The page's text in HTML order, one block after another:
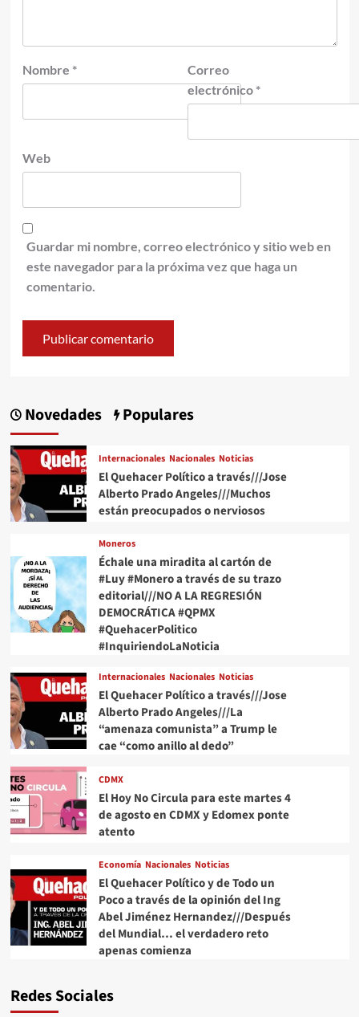
Nombre *
Correo
electrónico *
Web
Guardar mi nombre, correo electrónico y sitio web en
este navegador para la próxima vez que haga un
comentario.
Novedades Populares
Internacionales Nacionales Noticias
El Quehacer Político a través///Jose
Alberto Prado Angeles///Muchos
están preocupados o nerviosos
Moneros
Échale una miradita al cartón de
#Luy #Monero a través de su trazo
editorial///NO A LA REGRESIÓN
DEMOCRÁTICA #QPMX
#QuehacerPolitico
#InquiriendoLaNoticia
Internacionales Nacionales Noticias
El Quehacer Político a través///Jose
Alberto Prado Angeles///La
“amenaza comunista” a Trump le
cae “como anillo al dedo”
CDMX
El Hoy No Circula para este martes 4
de agosto en CDMX y Edomex ponte
atento
Economía Nacionales Noticias
El Quehacer Político y de Todo un
Poco a través de la opinión del Ing
Abel Jiménez Hernandez///Después
del Mundial… el verdadero reto
apenas comienza
Redes Sociales